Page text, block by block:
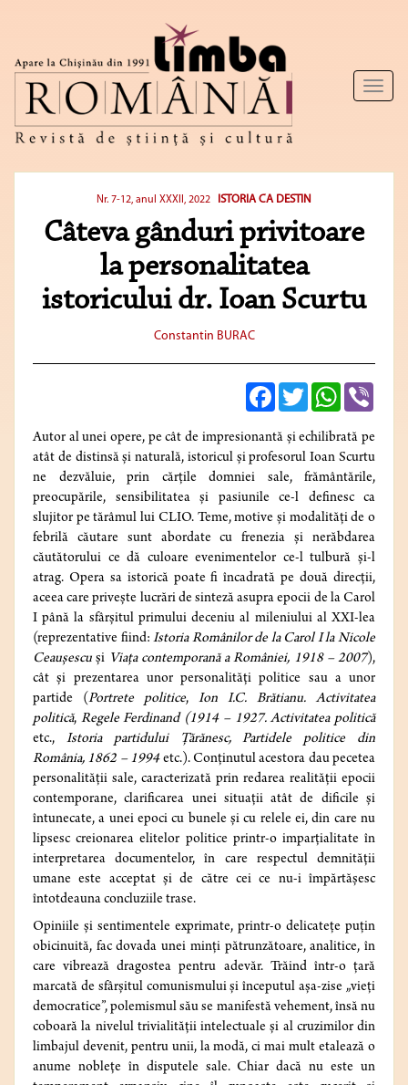
Toggle
Nr. 7-12, anul XXXII, 2022 ISTORIA CA DESTIN
Câteva gânduri privitoare
la personalitatea
istoricului dr. Ioan Scurtu
Constantin BURAC
FacebookTwitterWhatsApp
Autor al unei opere, pe cât de impresionantă și echilibrată pe
atât de distinsă și naturală, istoricul și profesorul Ioan Scurtu
ne dezvăluie, prin cărțile domniei sale, frământările,
preocupările, sensibilitatea și pasiunile ce-l definesc ca
slujitor pe tărâmul lui CLIO. Teme, motive și modalități de o
febrilă căutare sunt abordate cu frenezia și nerăbdarea
căutătorului ce dă culoare evenimentelor ce-l tulbură și-l
atrag. Opera sa istorică poate fi încadrată pe două direcții,
aceea care privește lucrări de sinteză asupra epocii de la Carol
I până la sfârșitul primului deceniu al mileniului al XXI-lea
(reprezentative fiind:Istoria Românilor de la Carol I la Nicole
Ceaușescu și Viața contemporană a României, 1918 – 2007),
cât și prezentarea unor personalități politice sau a unor
partide (Portrete politice, Ion I.C. Brătianu. Activitatea
politică, Regele Ferdinand (1914 – 1927. Activitatea politică
etc., Istoria partidului Țărănesc, Partidele politice din
România, 1862 – 1994etc.). Conținutul acestora dau pecetea
personalității sale, caracterizată prin redarea realității epocii
contemporane, clarificarea unei situații atât de dificile și
întunecate, a unei epoci cu bunele și cu relele ei, din care nu
lipsesc creionarea elitelor politice printr-o imparțialitate în
interpretarea documentelor, în care respectul demnității
umane este acceptat și de către cei ce nu-i împărtășesc
întotdeauna concluziile trase.
Opiniile și sentimentele exprimate, printr-o delicatețe puțin
obicinuită, fac dovada unei minți pătrunzătoare, analitice, în
care vibrează dragostea pentru adevăr. Trăind într-o țară
marcată de sfârșitul comunismului și începutul așa-zise „vieți
democratice”, polemismul său se manifestă vehement, însă nu
coboară la nivelul trivialității intelectuale și al cruzimilor din
limbajul devenit, pentru unii, la modă, ci mai mult etalează o
anume noblețe în disputele sale. Chiar dacă nu este un